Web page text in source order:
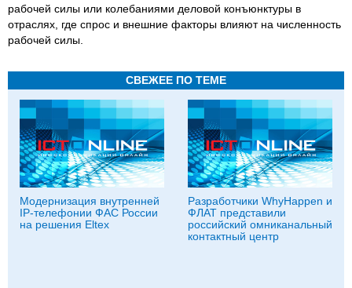
рабочей силы или колебаниями деловой конъюнктуры в
отраслях, где спрос и внешние факторы влияют на численность
рабочей силы.
СВЕЖЕЕ ПО ТЕМЕ
Модернизация внутренней
IP-телефонии ФАС России
на решения Eltex
Разработчики WhyHappen и
ФЛАТ представили
российский омниканальный
контактный центр